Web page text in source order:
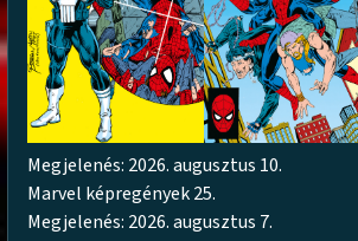
Megjelenés: 2026. augusztus 10.
Marvel képregények 25.
Megjelenés: 2026. augusztus 7.